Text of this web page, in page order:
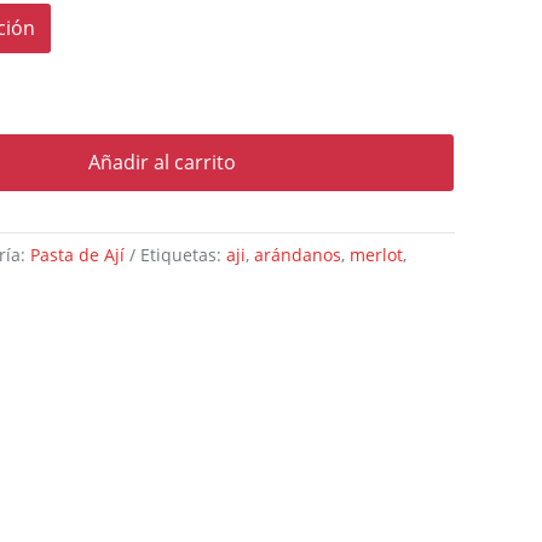
Añadir al carrito
Pasta de Ají Etiquetas: aji, arándanos, merlot,